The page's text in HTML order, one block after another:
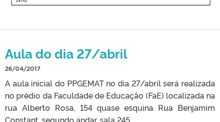
Aula do dia 27/abril
26/04/2017
A aula inicial do PPGEMAT no dia 27/abril será realizada
no prédio da Faculdade de Educação (FaE) localizada na
rua Alberto Rosa, 154 quase esquina Rua Benjamim
Constant, segundo andar, sala 245